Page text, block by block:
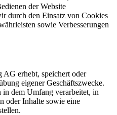
der Website
durch den Einsatz von Cookies
sowie Verbesserungen
erhebt, speichert oder
eigener Geschäftszwecke.
in dem Umfang verarbeitet, in
oder Inhalte sowie eine